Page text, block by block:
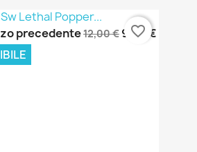
precedente12,00 € 9,60 €
favorite_border